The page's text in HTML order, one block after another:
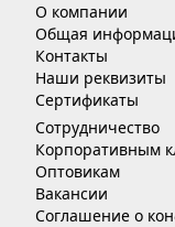
О компании
Общая
Контакты
Наши реквизиты
Сертификаты
Сотрудничество
Корпоративным
Оптовикам
Вакансии
Соглашение о